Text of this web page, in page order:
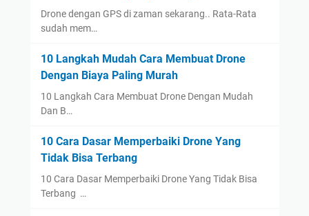
Drone dengan GPS di zaman sekarang.. Rata-Rata
sudah mem…
10 Langkah Mudah Cara Membuat Drone
Dengan Biaya Paling Murah
10 Langkah Cara Membuat Drone Dengan Mudah
Dan B…
10 Cara Dasar Memperbaiki Drone Yang
Tidak Bisa Terbang
10 Cara Dasar Memperbaiki Drone Yang Tidak Bisa
Terbang …